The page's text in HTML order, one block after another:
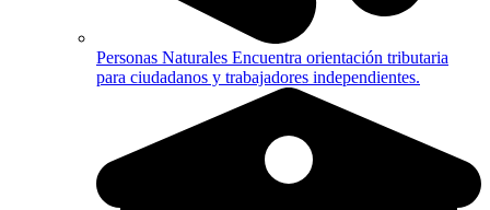
Personas Naturales Encuentra orientación tributaria
para ciudadanos y trabajadores independientes.